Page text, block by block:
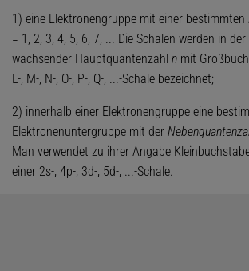
1) eine Elektronengruppe mit einer bestimmten
= 1, 2, 3, 4, 5, 6, 7, ... Die Schalen werden in
wachsender Hauptquantenzahl n mit
L-, M-, N-, O-, P-, Q-, ...-Schale bezeichnet;
2) innerhalb einer Elektronengruppe eine
Elektronenuntergruppe mit der
Man verwendet zu ihrer Angabe
einer 2s-, 4p-, 3d-, 5d-, ...-Schale.